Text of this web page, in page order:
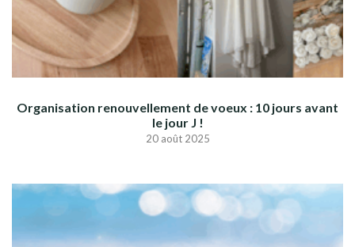
Organisation renouvellement de voeux : 10 jours avant
le jour J !
20 août 2025